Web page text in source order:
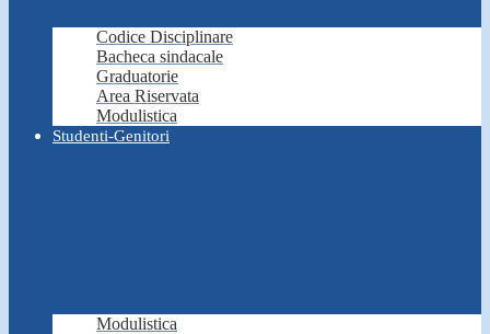
Codice Disciplinare
Bacheca sindacale
Graduatorie
Area Riservata
Modulistica
Studenti-Genitori
Modulistica